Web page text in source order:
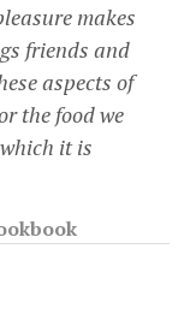
makes
friends and
aspects of
the food we
it is